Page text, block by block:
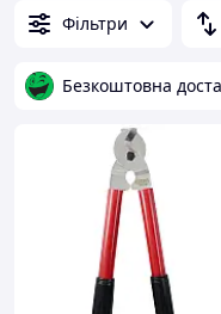
Фільтри
Безкоштовна